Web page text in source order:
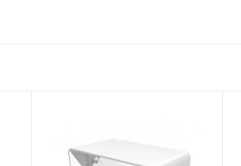
В наличии в пункте